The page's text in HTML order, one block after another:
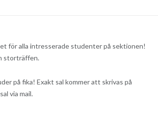
för alla intresserade studenter på sektionen!
storträffen.
på fika! Exakt sal kommer att skrivas på
via mail.